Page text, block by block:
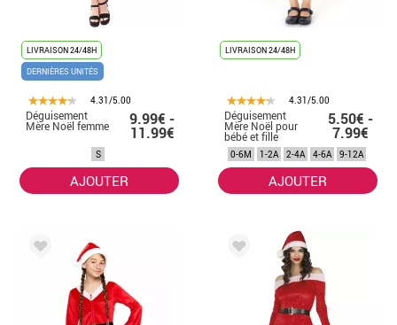
LIVRAISON 24/48H
DERNIÈRES UNITÉS
4.31/5.00
Déguisement
Mère Noël femme 9.99€ -
11.99€
S
AJOUTER
LIVRAISON 24/48H
4.31/5.00
Déguisement
Mère Noël pour
bébé et fille
5.50€ -
7.99€
0-6M 1-2A 2-4A 4-6A 9-12A
AJOUTER